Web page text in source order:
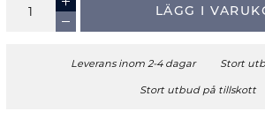
LÄGG I
Leverans inom 2-4 dagar Stort
Stort utbud på tillskott